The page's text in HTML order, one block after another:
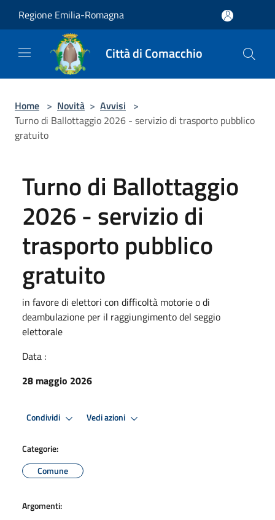
Regione Emilia-Romagna
Città di Comacchio
Home > Novità > Avvisi >
Turno di Ballottaggio 2026 - servizio di trasporto pubblico
gratuito
Turno di Ballottaggio
2026 - servizio di
trasporto pubblico
gratuito
in favore di elettori con difficoltà motorie o di
deambulazione per il raggiungimento del seggio
elettorale
Data :
28 maggio 2026
Condividi Vedi azioni
Categorie:
Comune
Argomenti: